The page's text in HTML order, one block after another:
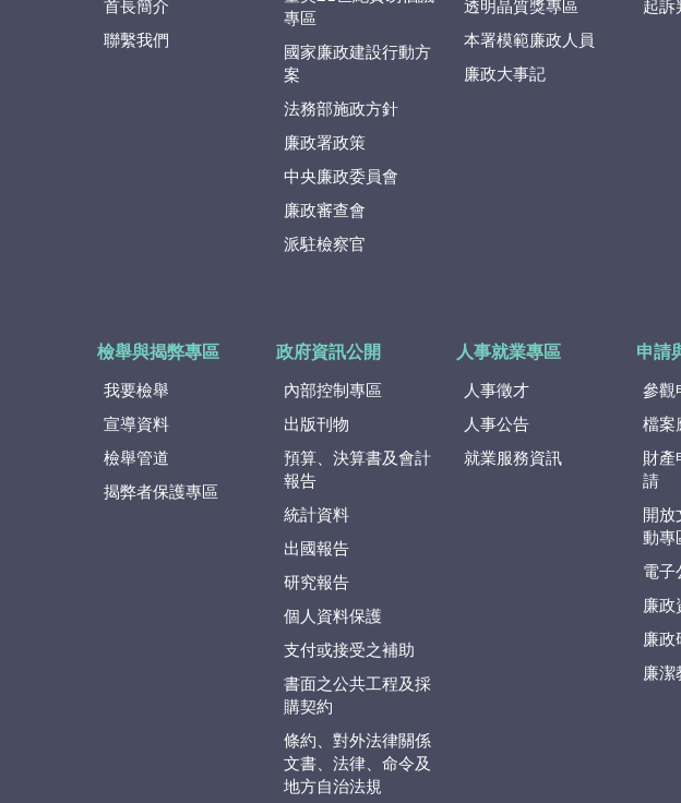
首長簡介
聯繫我們
專區
國家廉政建設行動方
案
法務部施政方針
廉政署政策
中央廉政委員會
廉政審查會
派駐檢察官
透明晶質獎專區
本署模範廉政人員
廉政大事記
起訴
檢舉與揭弊專區
我要檢舉
宣導資料
檢舉管道
揭弊者保護專區
政府資訊公開
內部控制專區
出版刊物
預算、決算書及會計
報告
統計資料
出國報告
研究報告
個人資料保護
支付或接受之補助
書面之公共工程及採
購契約
條約、對外法律關係
文書、法律、命令及
地方自治法規
人事就業專區
人事徵才
人事公告
就業服務資訊
申請
參觀
檔案
財產
請
開放
動專
電子
廉政
廉政
廉潔